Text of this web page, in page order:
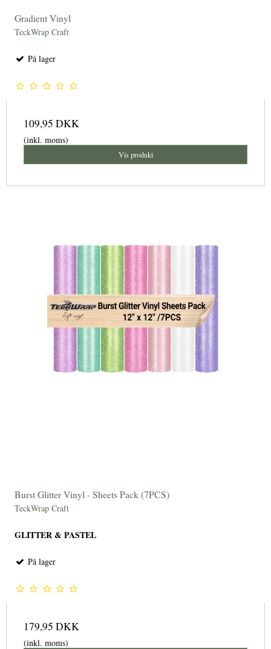
Gradient Vinyl
TeckWrap Craft
På lager
109,95 DKK
(inkl. moms)
Vis produkt
Burst Glitter Vinyl - Sheets Pack (7PCS)
TeckWrap Craft
GLITTER & PASTEL
På lager
179,95 DKK
(inkl. moms)